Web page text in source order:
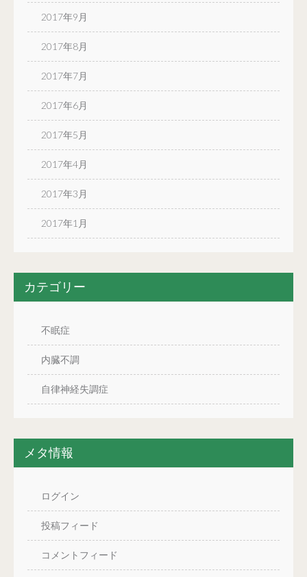
2017年9月
2017年8月
2017年7月
2017年6月
2017年5月
2017年4月
2017年3月
2017年1月
カテゴリー
不眠症
内臓不調
自律神経失調症
メタ情報
ログイン
投稿フィード
コメントフィード